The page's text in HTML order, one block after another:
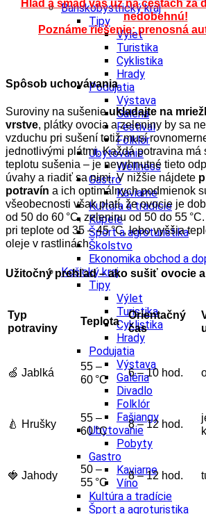
Banskobystrický kraj
Tipy
Výlet
Turistika
Cyklistika
Hrady
Podujatia
Výstava
Galéria
Festival
Folklór
Ubytovanie
Wellness
Gastro
Kaviarne
Kultúra a tradície
Kúpele
Šport a agroturistika
Školstvo
Ekonomika obchod a
Košický kraj
Tipy
Výlet
Turistika
Cyklistika
Hrady
Podujatia
Výstava
Galéria
Divadlo
Folklór
Fašiangy
Ubytovanie
Pobyty
Gastro
Kaviarne
Víno
Kultúra a tradície
Šport a agroturistika
Hlad a smäd vás už na cestách za
nedobehnú!
Poznáme riešenie: prenosná
Spôsob uchovávania
Suroviny na sušenieukladajte na
vrstve, plátky ovocia a zeleniny by sa
vzduchu pri sušení totiž musí
jednotlivými plátmi. Každá potravina má
teplotu sušenia – je nevyhnutné tieto
úvahy a riadiť sa nimi. V nižšie nájdete
potravín a ich optimálnych podmienok
všeobecnosti však platí, že ovocie je
od 50 do 60 °C, zeleninu od 50 do 55
pri teplote od 35 – 45 °C, lebo vyššia
oleje v rastlinách.
Užitočný prehľad – ako sušiť ovocie
Typ
potraviny
Teplota
Orientačný
čas
🍏 Jablká
55 –
60 °C
6 – 10 hod.
🍐 Hrušky
55 –
60 °C
8 – 12 hod.
🍓 Jahody
50 –
55 °C
8 – 12 hod.